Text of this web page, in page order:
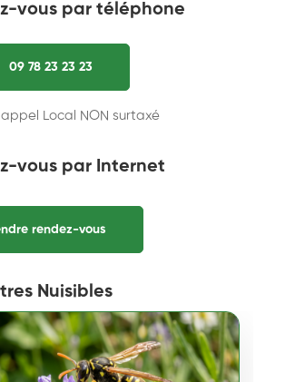
vous par téléphone
09 78 23 23 23
appel Local NON surtaxé
vous par Internet
rendez-vous
Nuisibles